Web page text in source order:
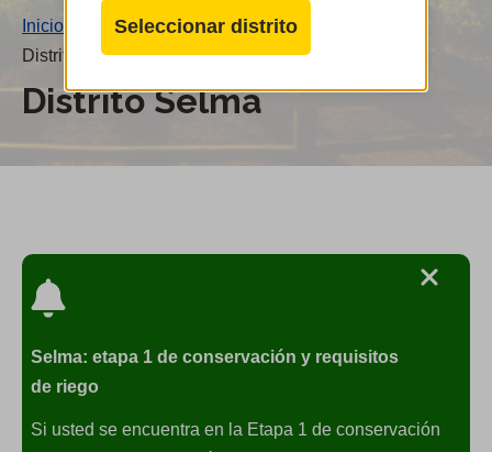
Cal
Water
Seleccionar distrito
Inicio
Distrito Selma
Distrito Selma
Selma: etapa 1 de conservación y requisitos
de riego
Si usted se encuentra en la Etapa 1 de conservación